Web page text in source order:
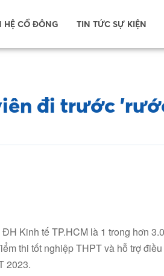
HỆ CỔ ĐÔNG TIN TỨC SỰ KIỆN
đi trước
Kinh tế TP.HCM là 1 trong hơn
thi tốt nghiệp THPT và hỗ trợ
2023.